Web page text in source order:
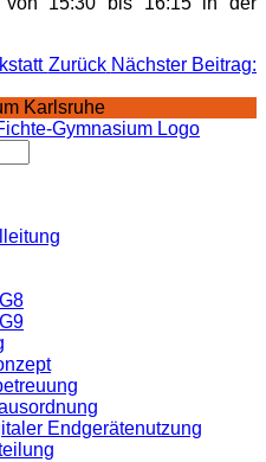
Zurück Nächster Beitrag:
Karlsruhe
Endgeräte­nutzung